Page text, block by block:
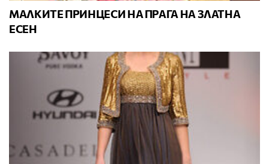
МАЛКИТЕ ПРИНЦЕСИ НА ПРАГА НА ЗЛАТНА
ЕСЕН